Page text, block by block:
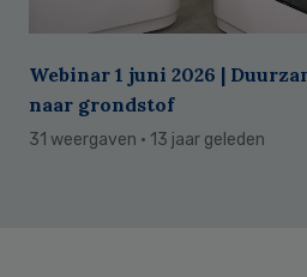
Webinar 1 juni 2026 |
naar grondstof
31 weergaven · 13 jaar geleden